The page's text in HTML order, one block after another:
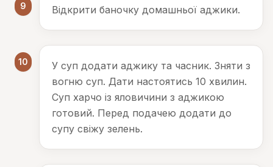
9 Відкрити баночку домашньої аджики.
10
У суп додати аджику та часник. Зняти з
вогню суп. Дати настоятись 10 хвилин.
Суп харчо із яловичини з аджикою
готовий. Перед подачею додати до
супу свіжу зелень.